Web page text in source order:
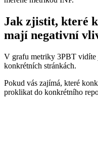
Jak zjistit, které
mají negativní
V grafu metriky 3PBT vidíte
konkrétních stránkách.
Pokud vás zajímá, které
proklikat do konkrétního